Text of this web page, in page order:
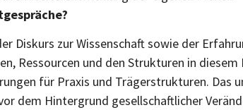
Diskurs zur Wissenschaft sowie der
Ressourcen und den Strukturen in
für Praxis und Trägerstrukturen. Das
dem Hintergrund gesellschaftlicher